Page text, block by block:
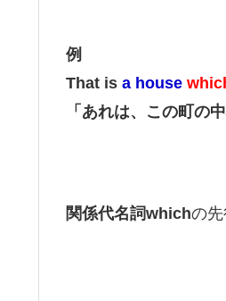
例
That is a house
「あれは、この町の
関係代名詞whichの